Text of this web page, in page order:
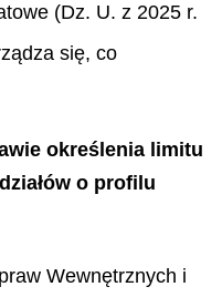
(Dz. U. z 2025 r.
się, co
określenia limitu
o profilu
Wewnętrznych i